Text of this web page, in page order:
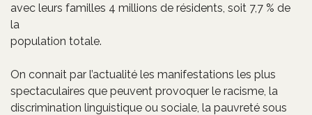
avec leurs familles 4 millions de résidents, soit 7,7 % de
la
population totale.
On connait par l’actualité les manifestations les plus
spectaculaires que peuvent provoquer le racisme, la
discrimination linguistique ou sociale, la pauvreté sous